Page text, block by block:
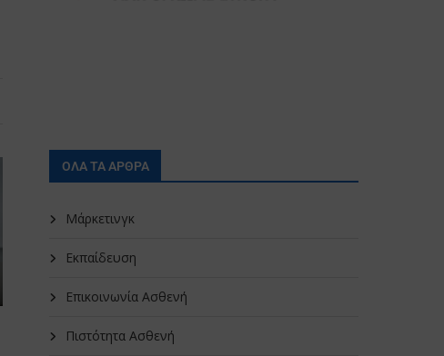
ΟΛΑ ΤΑ ΑΡΘΡΑ
Μάρκετινγκ
Εκπαίδευση
Επικοινωνία Ασθενή
Πιστότητα Ασθενή